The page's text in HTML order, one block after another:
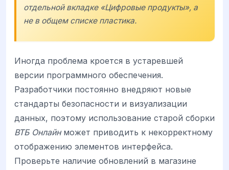
отдельной вкладке «Цифровые продукты», а
не в общем списке пластика.
Иногда проблема кроется в устаревшей
версии программного обеспечения.
Разработчики постоянно внедряют новые
стандарты безопасности и визуализации
данных, поэтому использование старой сборки
ВТБ Онлайнможет приводить к некорректному
отображению элементов интерфейса.
Проверьте наличие обновлений в магазине